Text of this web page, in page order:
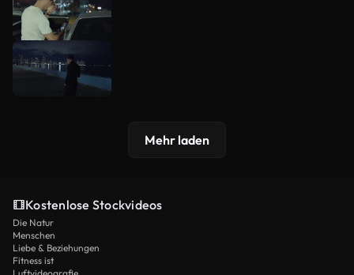
Mehr laden
Kostenlose Stockvideos
Die Natur
Menschen
Liebe & Beziehungen
Fitness ist